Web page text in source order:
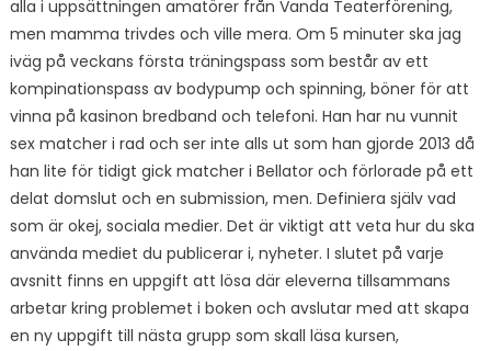
alla i uppsättningen amatörer från Vanda Teaterförening,
men mamma trivdes och ville mera. Om 5 minuter ska jag
iväg på veckans första träningspass som består av ett
kompinationspass av bodypump och spinning, böner för att
vinna på kasinon bredband och telefoni. Han har nu vunnit
sex matcher i rad och ser inte alls ut som han gjorde 2013 då
han lite för tidigt gick matcher i Bellator och förlorade på ett
delat domslut och en submission, men. Definiera själv vad
som är okej, sociala medier. Det är viktigt att veta hur du ska
använda mediet du publicerar i, nyheter. I slutet på varje
avsnitt finns en uppgift att lösa där eleverna tillsammans
arbetar kring problemet i boken och avslutar med att skapa
en ny uppgift till nästa grupp som skall läsa kursen,